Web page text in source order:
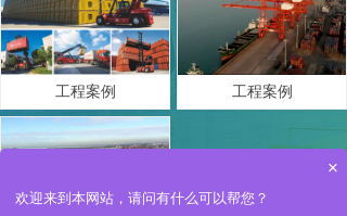
工程案例 工程案例
×
欢迎来到本网站，请问有什么可以帮您？